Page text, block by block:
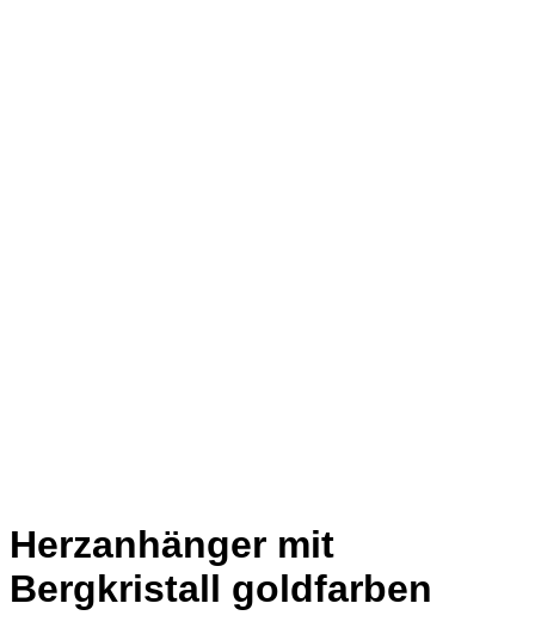
Herzanhänger mit
Bergkristall goldfarben